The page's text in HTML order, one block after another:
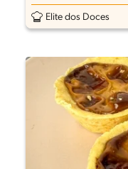
Elite dos Doces